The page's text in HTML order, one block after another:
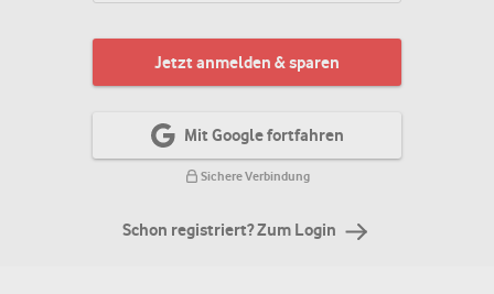
Jetzt anmelden & sparen
Mit Google fortfahren
Sichere Verbindung
Schon registriert? Zum Login